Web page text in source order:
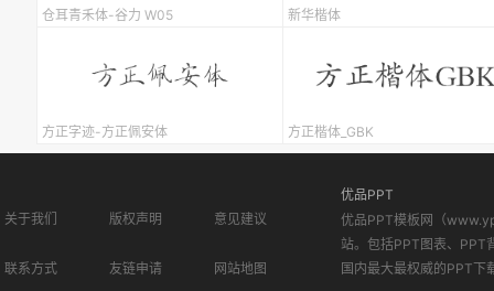
仓耳青禾体-谷力 W05 新华楷体
方正字迹-方正佩安体 方正楷体_GBK
关于我们 版权声明 意见建议
联系方式 友链申请 网站地图
优品PPT
优品PPT模板网（
站。包括PPT图表、PPT
国内最大最权威的PPT下